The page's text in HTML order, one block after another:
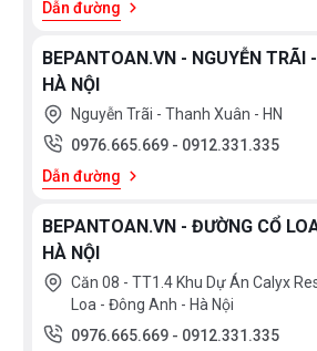
Dẫn đường
BEPANTOAN.VN - NGUYỄN TRÃI
HÀ NỘI
Nguyễn Trãi - Thanh Xuân - HN
0976.665.669 - 0912.331.335
Dẫn đường
BEPANTOAN.VN - ĐƯỜNG CỔ
HÀ NỘI
Căn 08 - TT1.4 Khu Dự Án Calyx
Loa - Đông Anh - Hà Nội
0976.665.669 - 0912.331.335